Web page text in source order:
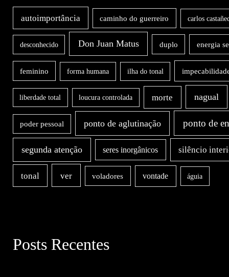
autoimportância caminho do guerreiro carlos
desconhecido Don Juan Matus duplo energia
feminino forma humana ilha do tonal
liberdade total loucura controlada morte nagual
poder pessoal ponto de aglutinação ponto de
segunda atenção seres inorgânicos silêncio
tonal ver voladores vontade águia
Posts Recentes